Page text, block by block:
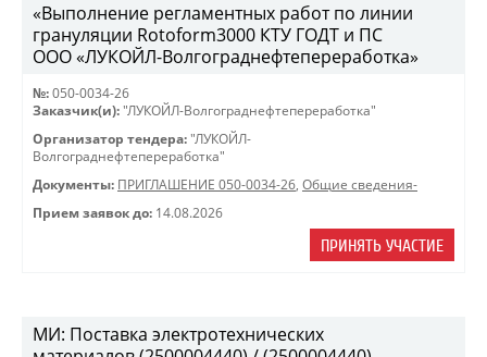
«Выполнение регламентных работ по линии
грануляции Rotoform3000 КТУ ГОДТ и ПС
ООО «ЛУКОЙЛ-Волгограднефтепереработка»
№: 050-0034-26
Заказчик(и): "ЛУКОЙЛ-Волгограднефтепереработка"
Организатор тендера: "ЛУКОЙЛ-
Волгограднефтепереработка"
Документы: ПРИГЛАШЕНИЕ 050-0034-26, Общие сведения-
Прием заявок до: 14.08.2026
ПРИНЯТЬ УЧАСТИЕ
МИ: Поставка электротехнических